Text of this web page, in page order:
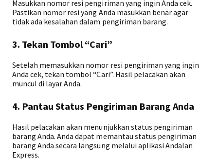
Masukkan nomor resi pengiriman yang ingin Anda cek.
Pastikan nomor resi yang Anda masukkan benar agar
tidak ada kesalahan dalam pengiriman barang.
3. Tekan Tombol “Cari”
Setelah memasukkan nomor resi pengiriman yang ingin
Anda cek, tekan tombol “Cari”. Hasil pelacakan akan
muncul di layar Anda.
4. Pantau Status Pengiriman Barang Anda
Hasil pelacakan akan menunjukkan status pengiriman
barang Anda. Anda dapat memantau status pengiriman
barang Anda secara langsung melalui aplikasi Andalan
Express.